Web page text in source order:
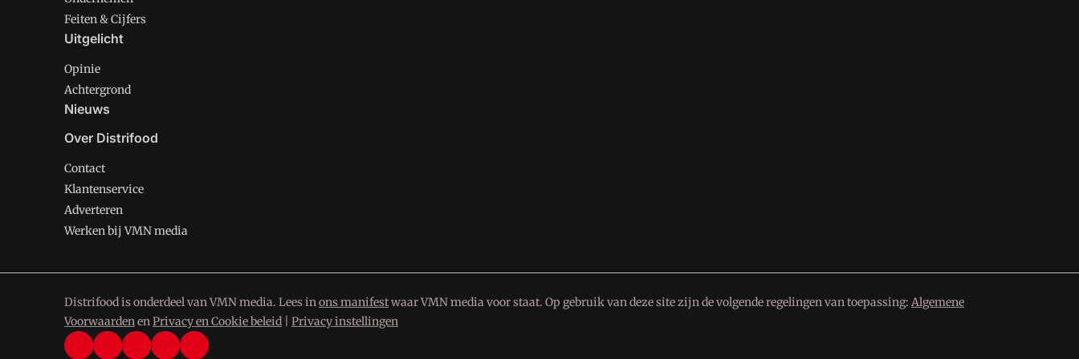
Feiten & Cijfers
Uitgelicht
Opinie
Achtergrond
Nieuws
Over Distrifood
Contact
Klantenservice
Adverteren
Werken bij VMN media
Distrifood is onderdeel van VMN media. Lees inons manifestwaar VMN media voor staat. Op gebruik van deze site zijn de volgende regelingen van toepassing: Algemene
VoorwaardenenPrivacy en Cookie beleid Privacy instellingen